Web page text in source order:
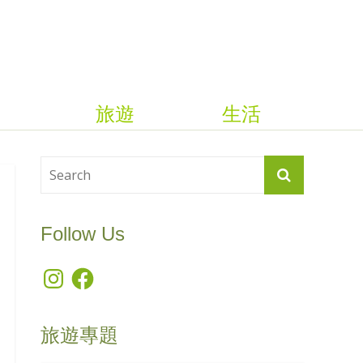
生活
旅遊
Follow Us
InstagramFacebook
旅遊專題